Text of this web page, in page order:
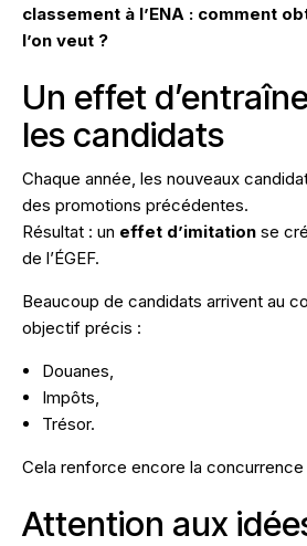
classement à l’ENA : comment
l’on veut ?
Un effet
les candidats
Chaque année, les nouveaux
des promotions précédentes.
Résultat : un effet d’imitation se
de l’ÉGEF.
Beaucoup de candidats arrivent au
objectif précis :
Douanes,
Impôts,
Trésor.
Cela renforce encore la
Attention aux